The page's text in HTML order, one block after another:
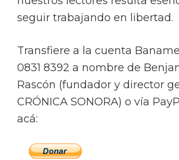
seguir trabajando en libertad.
Transfiere a la cuenta
0831 8392 a nombre de
Rascón (fundador y director
CRÓNICA SONORA) o vía
acá: